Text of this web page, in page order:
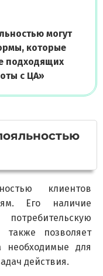
могут
которые
подходящих
с ЦА»
клиентов
Его наличие
также позволяет
необходимые для
действия.